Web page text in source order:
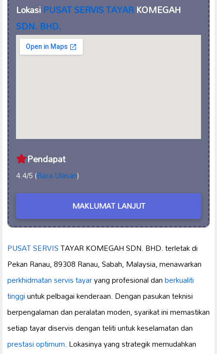
LokasiPUSAT SERVIS TAYARKOMEGAH
SDN. BHD.
Pendapat
4.4/5 (Baca Ulasan)
MAKLUMAT LANJUT
PUSAT SERVISTAYAR KOMEGAH SDN. BHD. terletak di
Pekan Ranau, 89308 Ranau, Sabah, Malaysia, menawarkan
perkhidmatan servis tayaryang profesional danberkualiti
tinggiuntuk pelbagai kenderaan. Dengan pasukan teknisi
berpengalaman dan peralatan moden, syarikat ini memastikan
setiap tayar diservis dengan teliti untuk keselamatan dan
prestasi optimum. Lokasinya yang strategik memudahkan